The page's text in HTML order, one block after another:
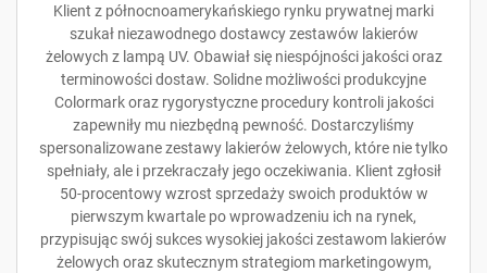
Klient z północnoamerykańskiego rynku prywatnej marki
szukał niezawodnego dostawcy zestawów lakierów
żelowych z lampą UV. Obawiał się niespójności jakości oraz
terminowości dostaw. Solidne możliwości produkcyjne
Colormark oraz rygorystyczne procedury kontroli jakości
zapewniły mu niezbędną pewność. Dostarczyliśmy
spersonalizowane zestawy lakierów żelowych, które nie tylko
spełniały, ale i przekraczały jego oczekiwania. Klient zgłosił
50-procentowy wzrost sprzedaży swoich produktów w
pierwszym kwartale po wprowadzeniu ich na rynek,
przypisując swój sukces wysokiej jakości zestawom lakierów
żelowych oraz skutecznym strategiom marketingowym,